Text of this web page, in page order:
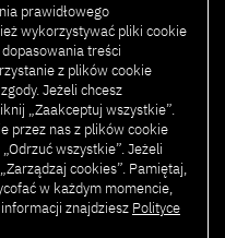
biznesowym i
projektach dla
Szczególnym
jest wdrażanie
efektywność
prawidłowego
wykorzystywać pliki cookie
treści
z plików cookie
Jeżeli chcesz
„Zaakceptuj wszystkie”.
przez nas z plików cookie
wszystkie”. Jeżeli
cookies”. Pamiętaj,
w każdym momencie,
znajdziesz Polityce